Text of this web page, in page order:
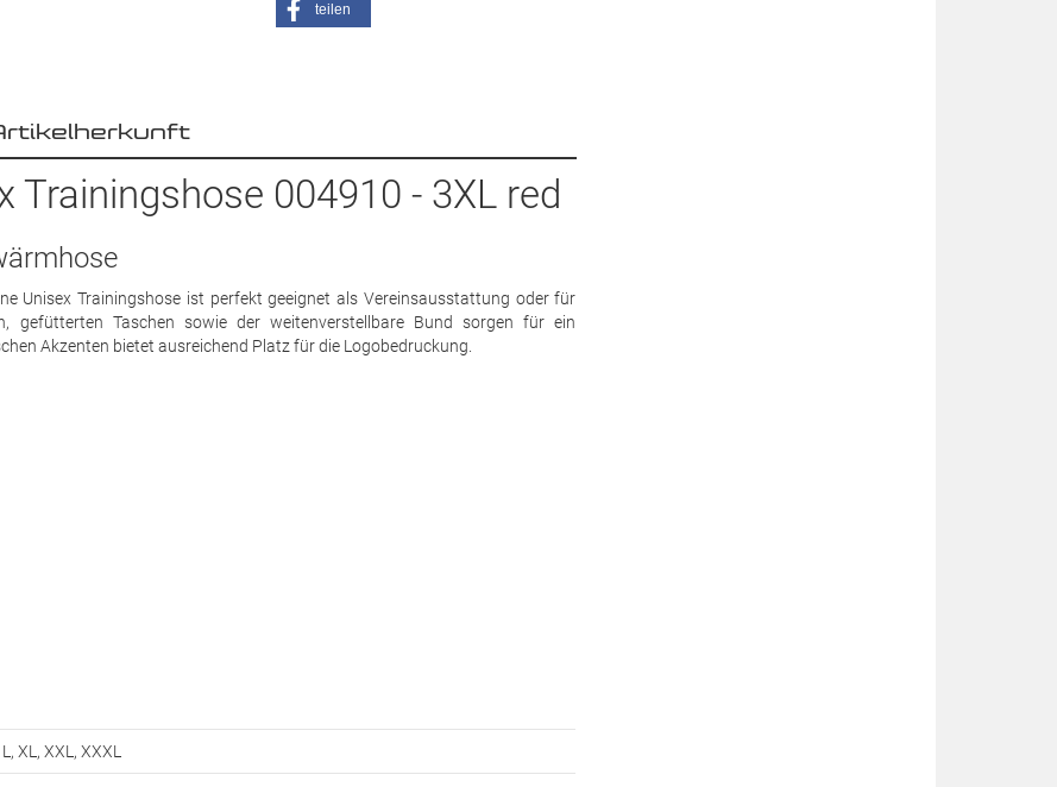
teilen
Trainingshose 004910 - 3XL red
Unisex Trainingshose ist perfekt geeignet als Vereinsausstattung oder für
gefütterten Taschen sowie der weitenverstellbare Bund sorgen für ein
Akzenten bietet ausreichend Platz für die Logobedruckung.
XL, XXL, XXXL